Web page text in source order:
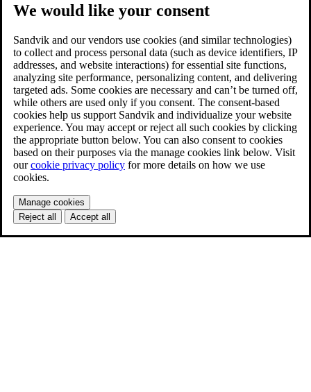
We would like your consent
Sandvik and our vendors use cookies (and similar technologies)
to collect and process personal data (such as device identifiers, IP
addresses, and website interactions) for essential site functions,
analyzing site performance, personalizing content, and delivering
targeted ads. Some cookies are necessary and can’t be turned off,
while others are used only if you consent. The consent-based
cookies help us support Sandvik and individualize your website
experience. You may accept or reject all such cookies by clicking
the appropriate button below. You can also consent to cookies
based on their purposes via the manage cookies link below. Visit
ourcookie privacy policy for more details on how we use
cookies.
Manage cookies
Reject all
Accept all